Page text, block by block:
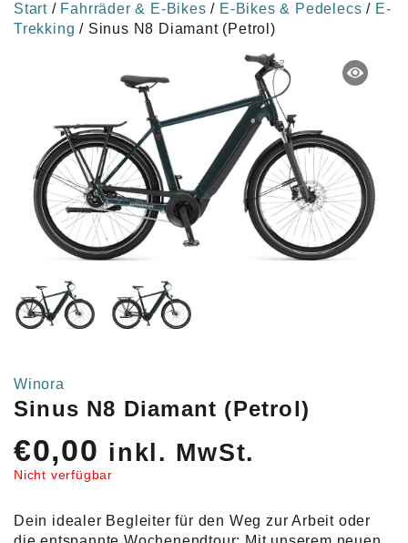
Start / Fahrräder & E-Bikes / E-Bikes & Pedelecs / E-
Trekking / Sinus N8 Diamant (Petrol)
Winora
Sinus N8 Diamant (Petrol)
€0,00 inkl. MwSt.
Nicht verfügbar
Dein idealer Begleiter für den Weg zur Arbeit oder